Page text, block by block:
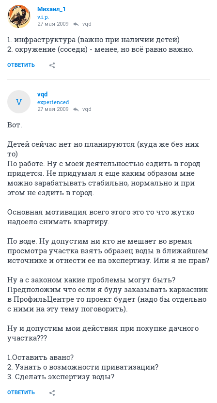
Михаил_1
v.i.p.
27 мая 2009 vqd
1. инфраструктура (важно при наличии детей)
2. окружение (соседи) - менее, но всё равно важно.
ОТВЕТИТЬ
V
vqd
experienced
27 мая 2009 vqd
Вот.
Детей сейчас нет но планируются (куда же без них
то)
По работе. Ну с моей деятельностью ездить в город
придется. Не придумал я еще каким образом мне
можно зарабатывать стабильно, нормально и при
этом не ездить в город.
Основная мотивация всего этого это то что жутко
надоело снимать квартиру.
По воде. Ну допустим ни кто не мешает во время
просмотра участка взять образец воды в ближайшем
источнике и отнести ее на экспертизу. Или я не прав?
Ну а с законом какие проблемы могут быть?
Предположим что если я буду заказывать каркасник
в ПрофильЦентре то проект будет (надо бы отдельно
с ними на эту тему поговорить).
Ну и допустим мои действия при покупке дачного
участка???
1.Оставить аванс?
2. Узнать о возможности приватизации?
3. Сделать экспертизу воды?
ОТВЕТИТЬ